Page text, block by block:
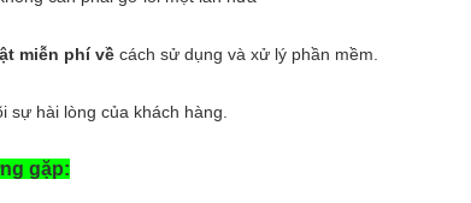
miễn phí về cách sử dụng và xử lý phần mềm.
sự hài lòng của khách hàng.
gặp: